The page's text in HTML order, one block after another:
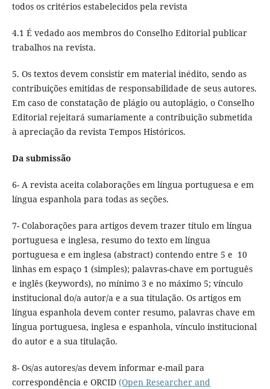
todos os critérios estabelecidos pela revista
4.1 É vedado aos membros do Conselho Editorial publicar
trabalhos na revista.
5. Os textos devem consistir em material inédito, sendo as
contribuições emitidas de responsabilidade de seus autores.
Em caso de constatação de plágio ou autoplágio, o Conselho
Editorial rejeitará sumariamente a contribuição submetida
à apreciação da revista Tempos Históricos.
Da submissão
6- A revista aceita colaborações em língua portuguesa e em
língua espanhola para todas as seções.
7- Colaborações para artigos devem trazer título em língua
portuguesa e inglesa, resumo do texto em língua
portuguesa e em inglesa (abstract) contendo entre 5 e 10
linhas em espaço 1 (simples); palavras-chave em português
e inglês (keywords), no mínimo 3 e no máximo 5; vínculo
institucional do/a autor/a e a sua titulação. Os artigos em
língua espanhola devem conter resumo, palavras chave em
língua portuguesa, inglesa e espanhola, vínculo institucional
do autor e a sua titulação.
8- Os/as autores/as devem informar e-mail para
correspondência e ORCID (Open Researcher and